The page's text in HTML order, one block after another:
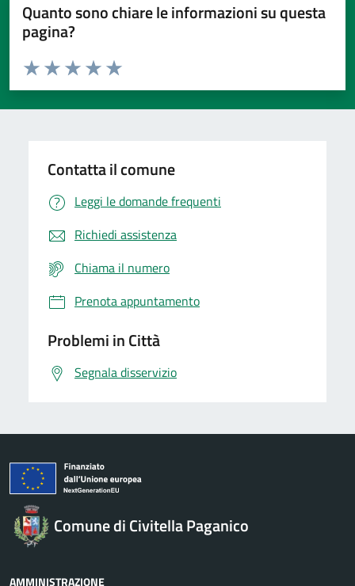
Quanto sono chiare le informazioni su questa
pagina?
Domanda
Valuta da 1 a 5 stelle la pagina
Valuta 5 stelle su 5
Valuta 4 stelle su 5
Valuta 3 stelle su 5
Valuta 2 stelle su 5
Valuta 1 stelle su 5
Contatta il comune
Leggi le domande frequenti
Richiedi assistenza
Chiama il numero
Prenota appuntamento
Problemi in Città
Segnala disservizio
Comune di Civitella Paganico
AMMINISTRAZIONE